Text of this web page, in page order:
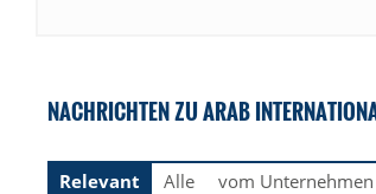
NACHRICHTEN ZU ARAB
Relevant
Alle vom Unternehmen